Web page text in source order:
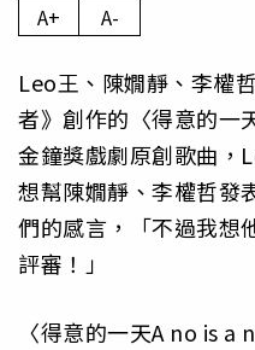
A+ A-
Leo王、陳嫺靜、李權
者》創作的〈得意的一
金鐘獎戲劇原創歌曲，
想幫陳嫺靜、李權哲發
們的感言，「不過我想
評審！」
〈得意的一天A no is